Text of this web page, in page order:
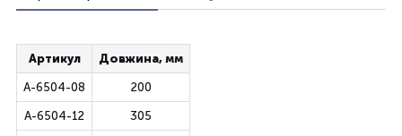
Артикул Довжина, мм
A-6504-08 200
A-6504-12 305